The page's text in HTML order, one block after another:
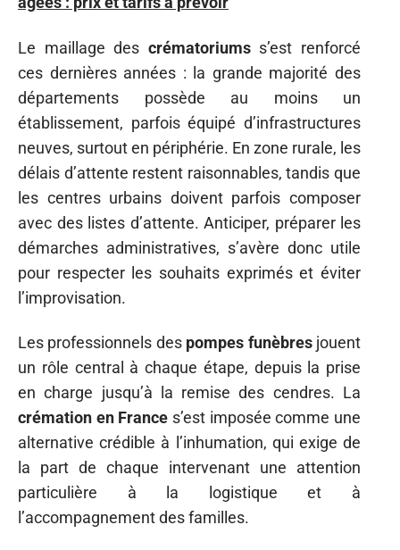
Le maillage des crématoriumss’est renforcé
ces dernières années : la grande majorité des
départements possède au moins un
établissement, parfois équipé d’infrastructures
neuves, surtout en périphérie. En zone rurale, les
délais d’attente restent raisonnables, tandis que
les centres urbains doivent parfois composer
avec des listes d’attente. Anticiper, préparer les
démarches administratives, s’avère donc utile
pour respecter les souhaits exprimés et éviter
l’improvisation.
Les professionnels des pompes funèbresjouent
un rôle central à chaque étape, depuis la prise
en charge jusqu’à la remise des cendres. La
crémation en France s’est imposée comme une
alternative crédible à l’inhumation, qui exige de
la part de chaque intervenant une attention
particulière à la logistique et à
l’accompagnement des familles.